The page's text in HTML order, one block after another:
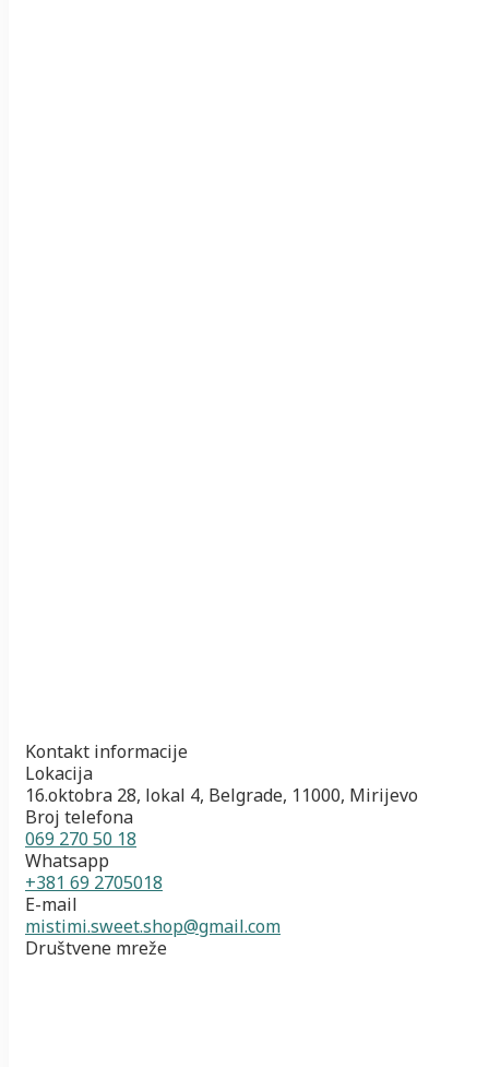
Kontakt informacije
Lokacija
16.oktobra 28, lokal 4, Belgrade, 11000, Mirijevo
Broj telefona
069 270 50 18
Whatsapp
+381 69 2705018
E-mail
mistimi.sweet.shop@gmail.com
Društvene mreže